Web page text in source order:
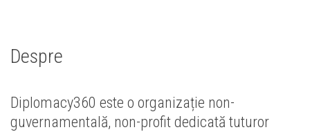
Despre
Diplomacy360 este o organizație non-
guvernamentală, non-profit dedicată tuturor